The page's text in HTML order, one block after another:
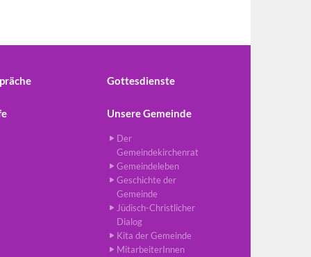
Gottesdienste
Unsere Gemeinde
Der
Gemeindekirchenrat
Gemeindeleben
Geschichte der
Gemeinde
Jüdisch-Christlicher
Dialog
Kita der Gemeinde
MitarbeiterInnen